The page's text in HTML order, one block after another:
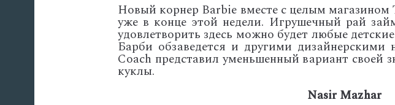
Новый корнер Barbie вместе с целым магазином
уже в конце этой недели. Игрушечный рай
удовлетворить здесь можно будет любые
Барби обзаведется и другими дизайнерскими
Coach представил уменьшенный вариант своей
куклы.
Nasir Mazhar